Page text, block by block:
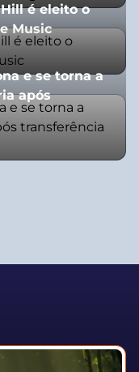
é eleito o
Music
e se torna a
após